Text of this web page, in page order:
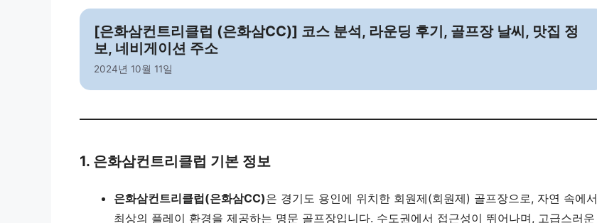
[은화삼컨트리클럽 (은화삼CC)] 코스 분석, 라운딩 후기, 골프장 날씨, 맛집 정
보, 네비게이션 주소
2024년 10월 11일
1. 은화삼컨트리클럽 기본 정보
은화삼컨트리클럽(은화삼CC)은 경기도 용인에 위치한 회원제(회원제) 골프장으로, 자연 속에서
최상의 플레이 환경을 제공하는 명문 골프장입니다. 수도권에서 접근성이 뛰어나며, 고급스러운